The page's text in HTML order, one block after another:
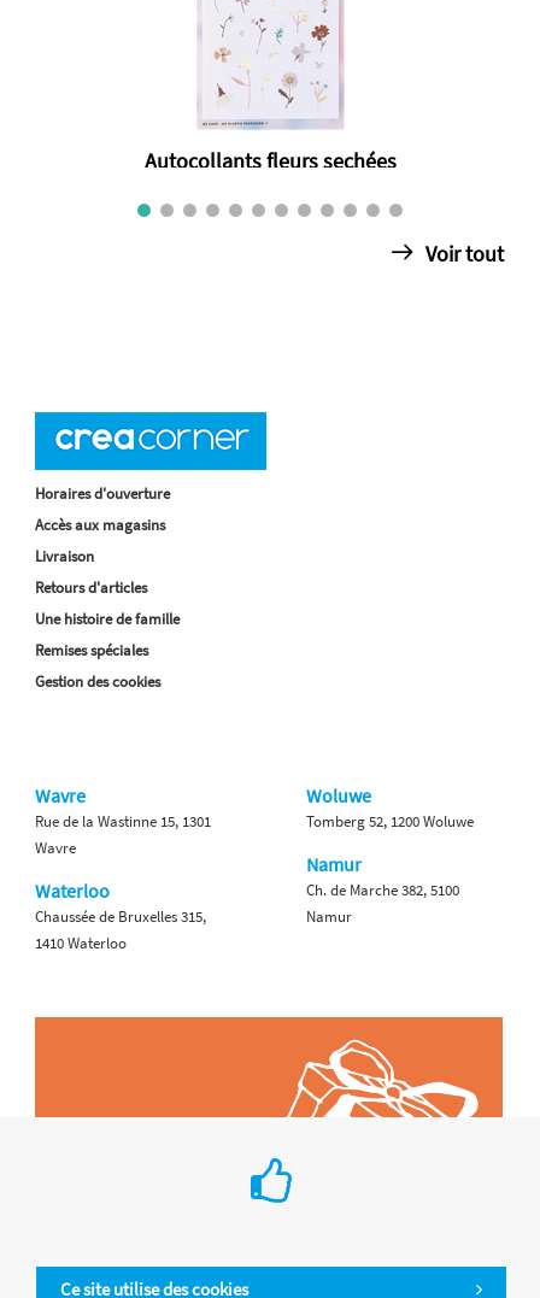
Autocollants fleurs sechées
Voir tout
Ce site utilise des cookies
Horaires d'ouverture
Accès aux magasins
Livraison
Retours d'articles
Une histoire de famille
Remises spéciales
Gestion des cookies
Wavre
Rue de la Wastinne 15, 1301
Wavre
Waterloo
Chaussée de Bruxelles 315,
1410 Waterloo
Woluwe
Tomberg 52, 1200 Woluwe
Namur
Ch. de Marche 382, 5100
Namur